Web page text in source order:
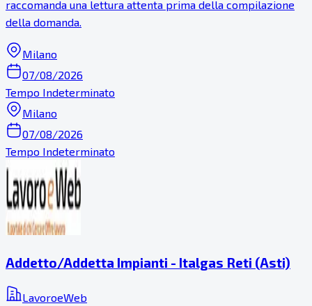
raccomanda una lettura attenta prima della compilazione
della domanda.
Milano
07/08/2026
Tempo Indeterminato
Milano
07/08/2026
Tempo Indeterminato
Addetto/Addetta Impianti - Italgas Reti (Asti)
LavoroeWeb